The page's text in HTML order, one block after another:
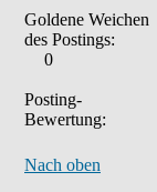
Goldene Weichen
des Postings:
0
Posting-
Bewertung:
Nach oben